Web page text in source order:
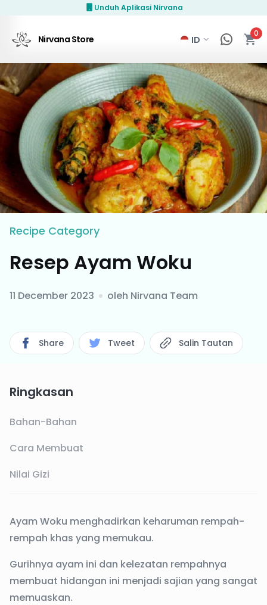
Unduh Aplikasi Nirvana
Nirvana Store 0
Recipe Category
Resep Ayam Woku
11 December 2023 oleh Nirvana Team
Share Tweet Salin Tautan
Ringkasan
Bahan-Bahan
Cara Membuat
Nilai Gizi
Ayam Woku menghadirkan keharuman rempah-
rempah khas yang memukau.
Gurihnya ayam ini dan kelezatan rempahnya
membuat hidangan ini menjadi sajian yang sangat
memuaskan.